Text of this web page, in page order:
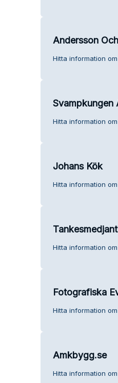
Andersson
Hitta information
Svampkungen
Hitta information
Johans Kök
Hitta information
Hitta information
Fotografiska
Hitta information
Amkbygg.se
Hitta information